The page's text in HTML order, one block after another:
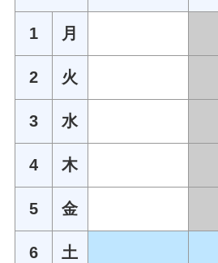
1 月
2 火
3 水
4 木
5 金
6 土